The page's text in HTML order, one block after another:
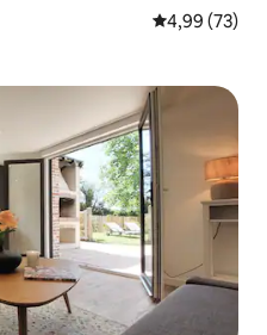
4,99 av 5 i
4,99 (73)